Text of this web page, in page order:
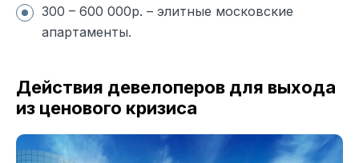
300 – 600 000р. – элитные московские
апартаменты.
Действия девелоперов для выхода
из ценового кризиса